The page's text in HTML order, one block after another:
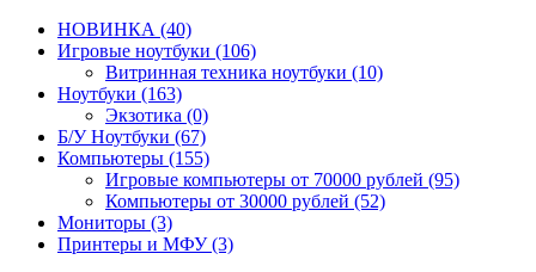
НОВИНКА (40)
Игровые ноутбуки (106)
Витринная техника ноутбуки (10)
Ноутбуки (163)
Экзотика (0)
Б/У Ноутбуки (67)
Компьютеры (155)
Игровые компьютеры от 70000 рублей (95)
Компьютеры от 30000 рублей (52)
Мониторы (3)
Принтеры и МФУ (3)